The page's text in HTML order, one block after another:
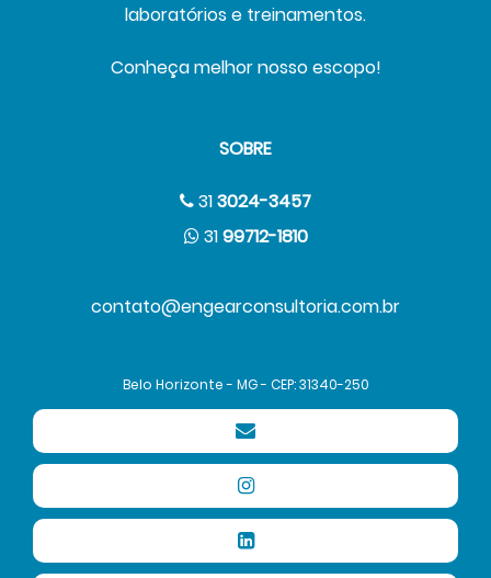
laboratórios e treinamentos.
Conheça melhor nosso escopo!
SOBRE
313024-3457
3199712-1810
contato@engearconsultoria.com.br
Belo Horizonte - MG - CEP: 31340-250